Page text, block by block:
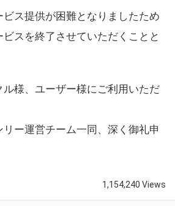
ス提供が困難となりましたため
スを終了させていただくことと
様、ユーザー様にご利用いただ
リー運営チーム一同、深く御礼申
1,154,240 Views